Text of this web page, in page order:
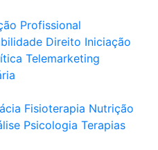
Profissional
Direito Iniciação
Telemarketing
Fisioterapia Nutrição
Psicologia Terapias